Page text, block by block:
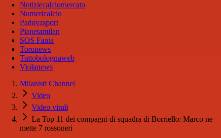
Notiziecalciomercato
Numericalcio
Padovasport
Pianetamilan
SOS Fanta
Toronews
Tuttobolognaweb
Violanews
Milanisti Channel
Video
Video virali
La Top 11 dei compagni di squadra di Borriello: Marco ne
mette 7 rossoneri